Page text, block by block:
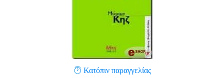
Κατόπιν παραγγελίας